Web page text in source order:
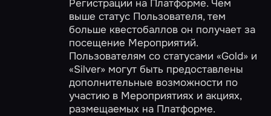
Регистрации на Платформе. Чем
выше статус Пользователя, тем
больше квестобаллов он получает за
посещение Мероприятий.
Пользователям со статусами «Gold» и
«Silver» могут быть предоставлены
дополнительные возможности по
участию в Мероприятиях и акциях,
размещаемых на Платформе.